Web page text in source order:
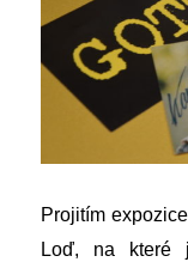
Projitím
Loď, na které